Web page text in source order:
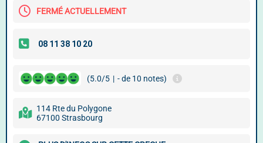
FERMÉ ACTUELLEMENT
(5.0/5 | - de 10 notes)
114 Rte du Polygone
67100 Strasbourg